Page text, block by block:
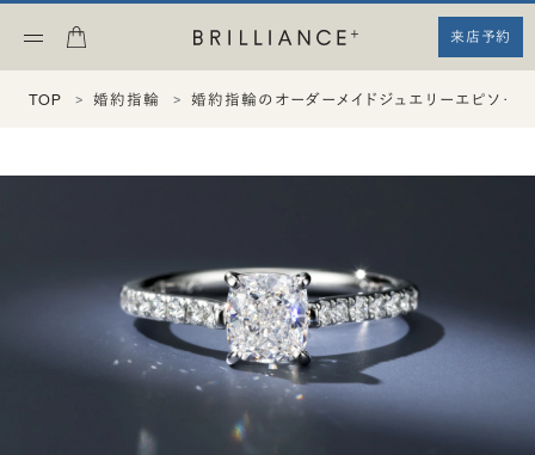
来店予約
TOP 婚約指輪 婚約指輪のオーダーメイドジュエリーエピソー